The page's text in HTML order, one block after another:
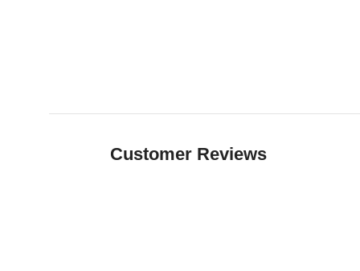
Customer Reviews